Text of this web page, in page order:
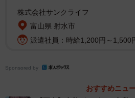
株式会社サンクライフ
富山県 射水市
派遣社員：時給1,200円～1,500
Sponsored by
おすすめニュ